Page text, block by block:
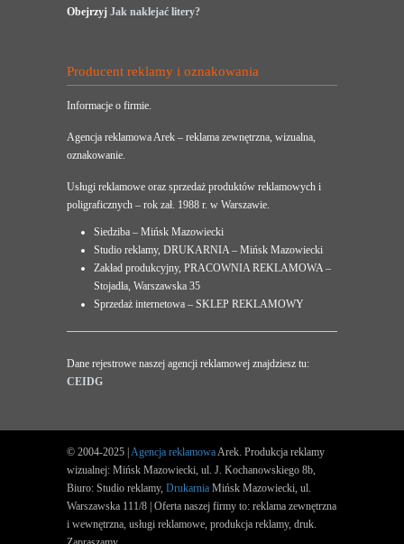
Obejrzyj Jak naklejać litery?
Producent reklamy i oznakowania
Informacje o firmie.
Agencja reklamowa Arek – reklama zewnętrzna, wizualna,
oznakowanie.
Usługi reklamowe oraz sprzedaż produktów reklamowych i
poligraficznych – rok zał. 1988 r. w Warszawie.
Siedziba – Mińsk Mazowiecki
Studio reklamy, DRUKARNIA – Mińsk Mazowiecki
Zakład produkcyjny, PRACOWNIA REKLAMOWA –
Stojadła, Warszawska 35
Sprzedaż internetowa – SKLEP REKLAMOWY
Dane rejestrowe naszej agencji reklamowej znajdziesz tu:
CEIDG
© 2004-2025 | Agencja reklamowa Arek. Produkcja reklamy
wizualnej: Mińsk Mazowiecki, ul. J. Kochanowskiego 8b,
Biuro: Studio reklamy, Drukarnia Mińsk Mazowiecki, ul.
Warszawska 111/8 | Oferta naszej firmy to: reklama zewnętrzna
i wewnętrzna, usługi reklamowe, produkcja reklamy, druk.